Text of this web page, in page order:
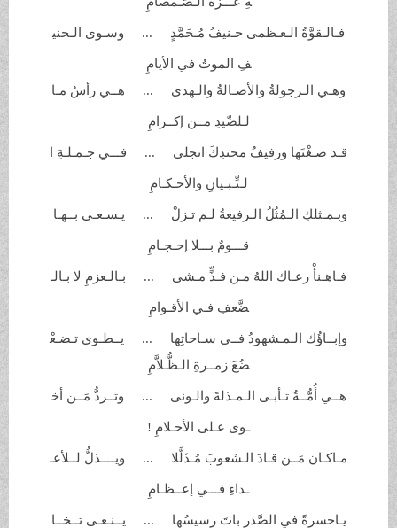
فـالـقوَّةُ الـعـظمى حـنيفُمُـحَمَّدٍ ... وسـوى الـحني
فِ الموتُ في الأيامِ
وهـي الـرجولةُ والأصـالةُوالـهدى ... هــي رأسُ مـا
لـلصِّيدِ مــنإكــرامِ
قـد صـغْتَها ورفيفُ محتدِكَانجلى ... فـــي جـمـلـةِ ا
لـتِّـبـيانِوالأحـكـامِ
وبـمـثلكِ الـمُثُلُ الـرفيعةُ لـمتـزلْ ... يـسـعـى بــهـا
قـــومٌ بـــلاإحـجـامِ
فـاهـنأْ رعـاك اللهُ مـن فـذٍّمـشى ... بـالـعزمِ لا بـالـ
ضَّعفِ فـيالأقـوامِ
وإبــاؤُك الـمـشهودُ فــي سـاحاتِها ... يــطـوي تـضـعْ
ضُعَ زمــرةِالـظُّـلاَّمِ
هــي أُمُّــةٌ تـأبـى الـمـذلةَوالـونى ... وتــردُّ مَــن أخ
ـوى عـلى الأحـلامِ!
مـاكـان مَــن قـادَ الـشعوبَمُـذَلَّلا ... ويــــذلُّ لــلأعـ
ـداءِ فـــيإعــظـامِ
يـاحسرةً في الصَّدرِ باتَرسيسُها ... يــنـعـى تــخــا